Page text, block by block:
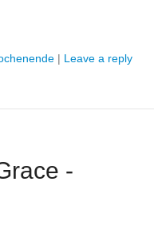
| Leave a reply
-